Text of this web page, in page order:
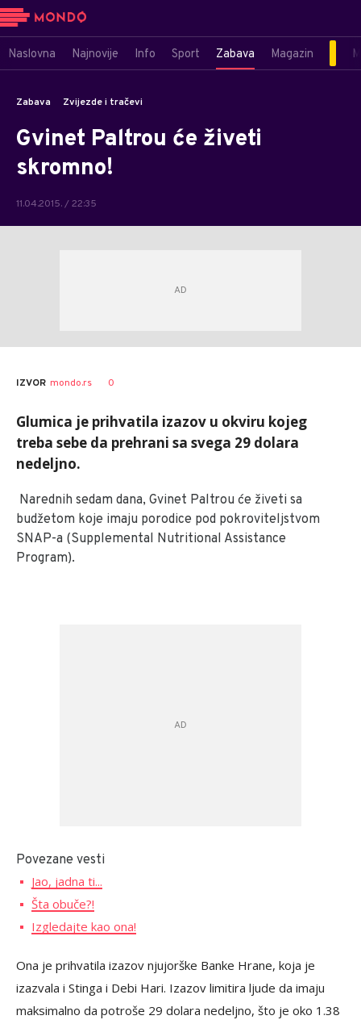
Naslovna Najnovije Info Sport Zabava Magazin
Zabava Zvijezde i tračevi
Gvinet Paltrou će živeti
skromno!
11.04.2015. / 22:35
IZVOR mondo.rs 0
Glumica je prihvatila izazov u okviru kojeg
treba sebe da prehrani sa svega 29 dolara
nedeljno.
Narednih sedam dana, Gvinet Paltrou će živeti sa
budžetom koje imaju porodice pod pokroviteljstvom
SNAP-a (Supplemental Nutritional Assistance
Program).
Povezane vesti
Jao, jadna ti...
Šta obuče?!
Izgledajte kao ona!
Ona je prihvatila izazov njujorške Banke Hrane, koja je
izazvala i Stinga i Debi Hari. Izazov limitira ljude da imaju
maksimalno da potroše 29 dolara nedeljno, što je oko 1.38